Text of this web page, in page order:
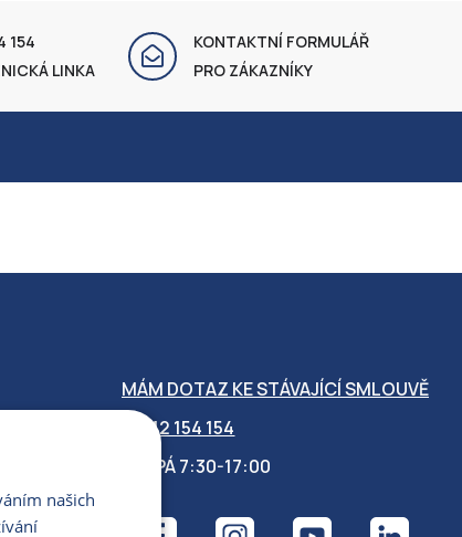
154
LINKA
KONTAKTNÍ FORMULÁŘ
PRO ZÁKAZNÍKY
MÁM DOTAZ KE STÁVAJÍCÍ SMLOUVĚ
412 154 154
PO-PÁ 7:30-17:00
našich